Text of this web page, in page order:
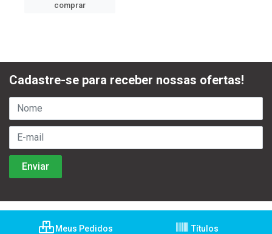
comprar
Cadastre-se para receber nossas ofertas!
Meus Pedidos Títulos